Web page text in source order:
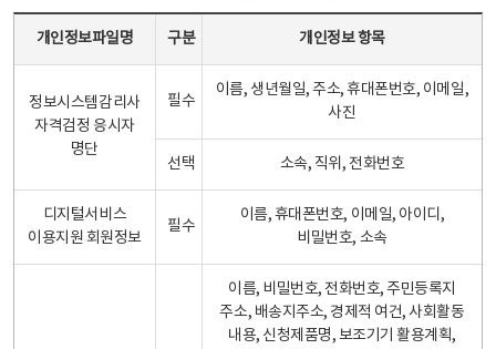
개인정보파일명 구분 개인정보 항목
정보시스템감리사
자격검정 응시자
명단
필수
이름, 생년월일, 주소, 휴대폰번호, 이메일,
사진
선택 소속, 직위, 전화번호
디지털서비스
이용지원 회원정보
필수
이름, 휴대폰번호, 이메일, 아이디,
비밀번호, 소속
이름, 비밀번호, 전화번호, 주민등록지
주소, 배송지주소, 경제적 여건, 사회활동
내용, 신청제품명, 보조기기 활용계획,